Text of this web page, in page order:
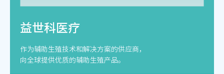
益世科医疗
作为辅助生殖技术和解决方案的供应商，
向全球提供优质的辅助生殖产品。